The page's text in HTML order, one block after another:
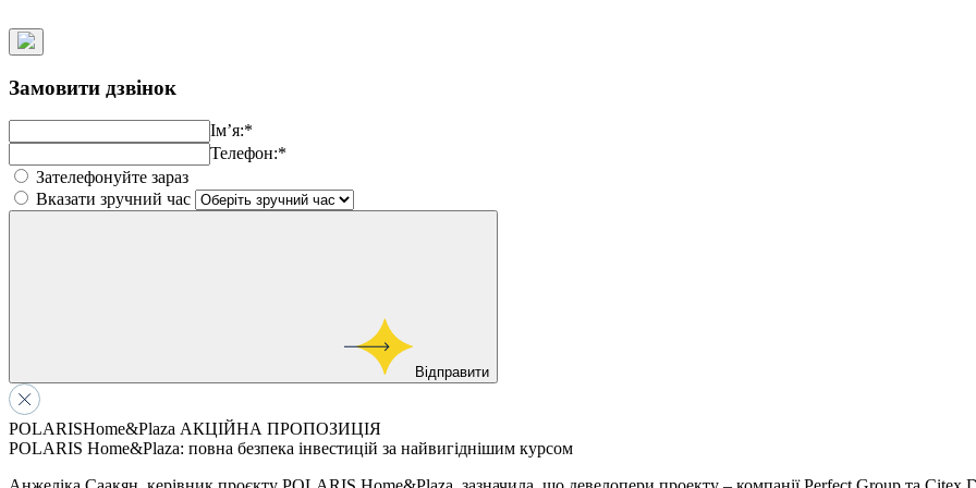
Замовити дзвінок
Ім’я:*
Телефон:*
Зателефонуйте зараз
Вказати зручний час
Відправити
POLARISHome&Plaza АКЦІЙНА ПРОПОЗИЦІЯ
POLARIS Home&Plaza: повна безпека інвестицій за найвигіднішим курсом